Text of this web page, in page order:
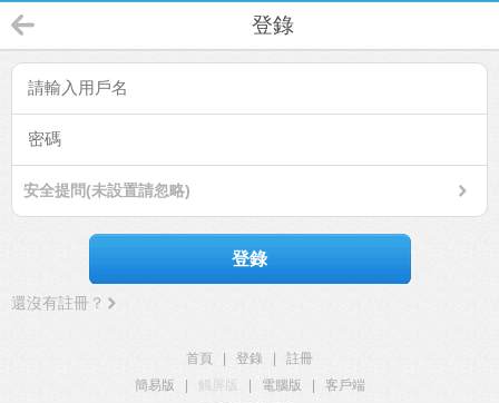
登錄
安全提問(未設置請忽略)
登錄
還沒有註冊？
首頁 登錄
註冊
簡易版
觸屏版 電腦版
客戶端